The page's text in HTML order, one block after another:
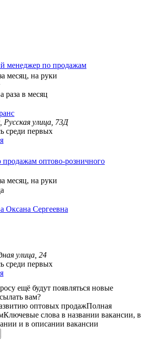
менеджер по продажам
месяц, на руки
в месяц
Русская улица, 73Д
среди первых
оптово-розничного
месяц, на руки
Оксана Сергеевна
улица, 24
среди первых
ещё будут появляться новые
вам?
оптовых продажПолная
Ключевые слова в названии вакансии, в
и в описании вакансии